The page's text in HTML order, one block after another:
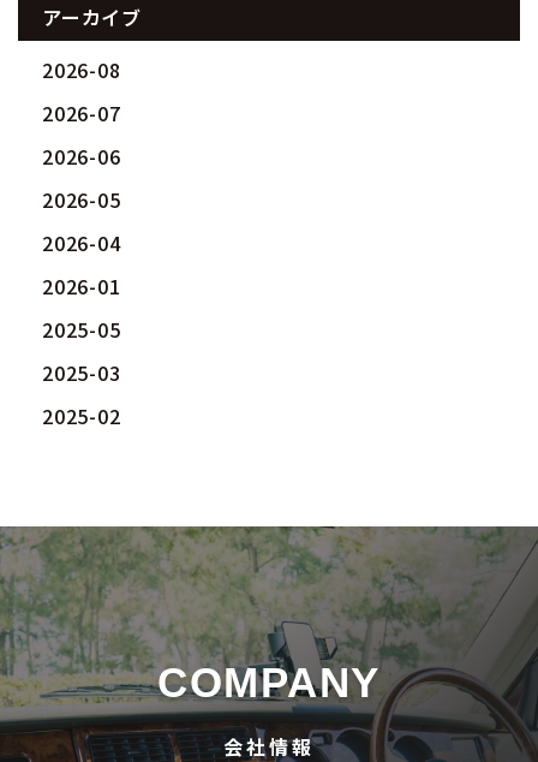
アーカイブ
2026-08
2026-07
2026-06
2026-05
2026-04
2026-01
2025-05
2025-03
2025-02
COMPANY
会社情報